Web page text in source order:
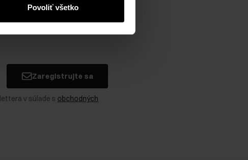
Povoliť všetko
Zaregistrujte sa
v súlade s obchodných